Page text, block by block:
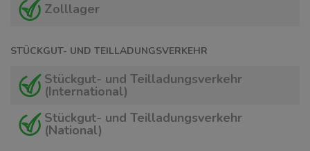
Zolllager
STÜCKGUT- UND TEILLADUNGSVERKEHR
Stückgut- und Teilladungsverkehr
(International)
Stückgut- und Teilladungsverkehr
(National)